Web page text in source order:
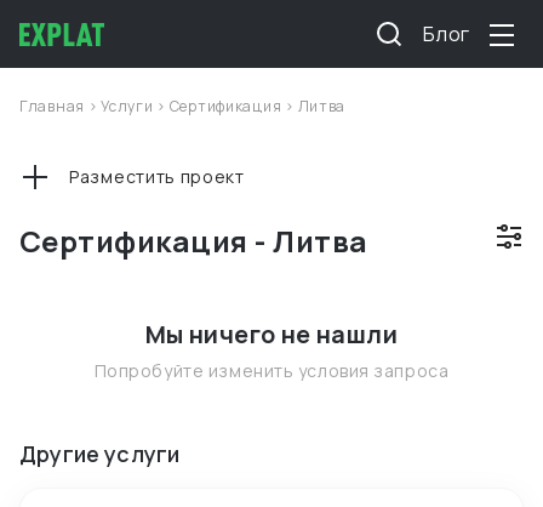
Блог
Главная >Услуги > Сертификация > Литва
Сертификация - Литва
Разместить проект
Мы ничего не нашли
Попробуйте изменить условия запроса
Другие услуги